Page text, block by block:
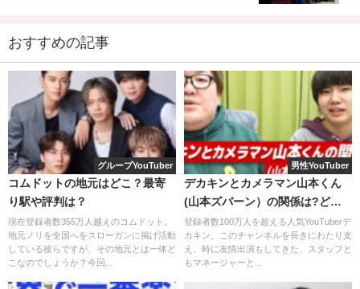
#番組制作会社 #AD
pic.twitter.com/IlkC8WqR84
— APチャクラ＠制作会社BIGTAKE
(@adchan_bigtake) April 7, 2021
「説法」という言葉を使ったり、「尊い」という表現を表
すぐらい小藪さんを尊敬しているのが伺えます。
そしてAPチャクラ が誕生しました！
そもそも「チャクラ」とは？
番組の企画であってもやはり女性にとっては結婚は一大イ
ベント なので、最終的にはじっくり考えて後日返事をする
ことでAPチャクラの婚活企画は幕を閉じました。
おすすめの記事
グループYouTuber
コムドットの地元はどこ？最寄
り駅や評判は？
現在登録者数355万人越えのコムドット。
地元ノリを全国へをスローガンに掲げ活動
している彼らですが、その地元とは一体ど
こなのでしょうか？今回...
男性YouTuber
デカキンとカメラマン山本くん
(山本ズバーン）の関係は?どん
な人?
登録者数100万人を超える人気YouTuberデ
カキン。このチャンネルを長きにわたり支
え、時に友情出演もしてきた、スタッフと
もマネージャーと...